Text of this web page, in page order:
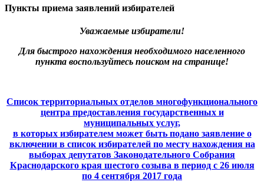
Пункты приема заявлений избирателей
Уважаемые избиратели!
Для быстрого нахождения необходимого населенного
пункта воспользуйтесь поиском на странице!
Список территориальных отделов многофункционального
центра предоставления государственных и
муниципальных услуг,
в которых избирателем может быть подано заявление о
включении в список избирателей по месту нахождения на
выборах депутатов Законодательного Собрания
Краснодарского края шестого созыва в период с 26 июля
по 4 сентября 2017 года